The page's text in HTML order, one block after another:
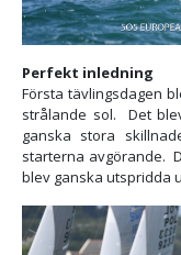
Perfekt inledning
Första tävlingsdagen
strålande sol. Det
ganska stora
starterna avgörande.
blev ganska utspridda